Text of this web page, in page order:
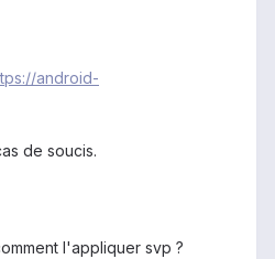
android-
de soucis.
l'appliquer svp ?